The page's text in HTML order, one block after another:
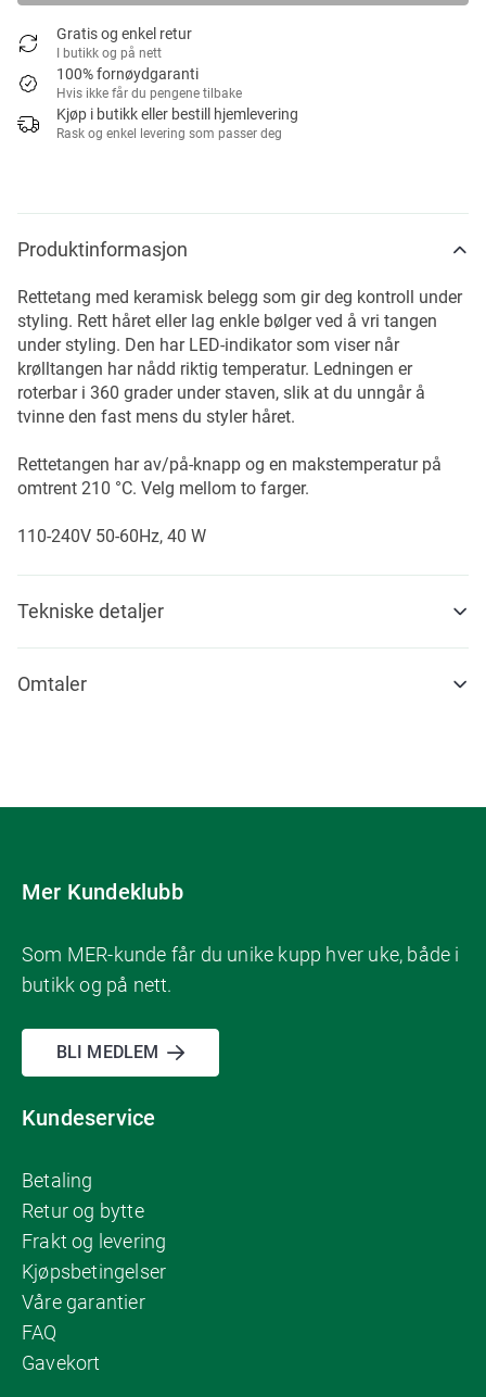
Gratis og enkel retur
I butikk og på nett
100% fornøydgaranti
Hvis ikke får du pengene tilbake
Kjøp i butikk eller bestill hjemlevering
Rask og enkel levering som passer deg
Produktinformasjon
Rettetang med keramisk belegg som gir deg kontroll under
styling. Rett håret eller lag enkle bølger ved å vri tangen
under styling. Den har LED-indikator som viser når
krølltangen har nådd riktig temperatur. Ledningen er
roterbar i 360 grader under staven, slik at du unngår å
tvinne den fast mens du styler håret.
Rettetangen har av/på-knapp og en makstemperatur på
omtrent 210 °C. Velg mellom to farger.
110-240V 50-60Hz, 40 W
Tekniske detaljer
Omtaler
Mer Kundeklubb
Som MER-kunde får du unike kupp hver uke, både i
butikk og på nett.
BLI MEDLEM
Kundeservice
Betaling
Retur og bytte
Frakt og levering
Kjøpsbetingelser
Våre garantier
FAQ
Gavekort